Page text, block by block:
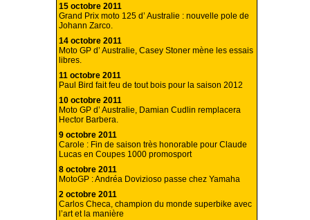
15 octobre 2011
Grand Prix moto 125 d’ Australie : nouvelle pole de
Johann Zarco.
14 octobre 2011
Moto GP d’ Australie, Casey Stoner mène les essais
libres.
11 octobre 2011
Paul Bird fait feu de tout bois pour la saison 2012
10 octobre 2011
Moto GP d’ Australie, Damian Cudlin remplacera
Hector Barbera.
9 octobre 2011
Carole : Fin de saison très honorable pour Claude
Lucas en Coupes 1000 promosport
8 octobre 2011
MotoGP : Andréa Dovizioso passe chez Yamaha
2 octobre 2011
Carlos Checa, champion du monde superbike avec
l’art et la manière